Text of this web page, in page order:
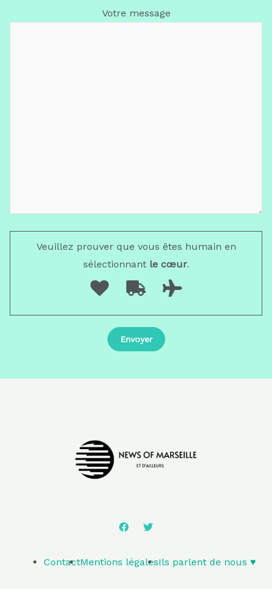
Votre message
Veuillez prouver que vous êtes humain en
sélectionnantle cœur.
ContactMentions légalesIls parlent de nous ♥️